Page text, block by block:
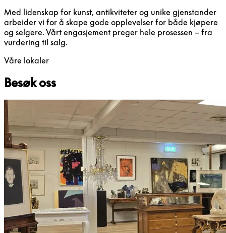
Med lidenskap for kunst, antikviteter og unike gjenstander
arbeider vi for å skape gode opplevelser for både kjøpere
og selgere. Vårt engasjement preger hele prosessen – fra
vurdering til salg.
Våre lokaler
Besøk oss